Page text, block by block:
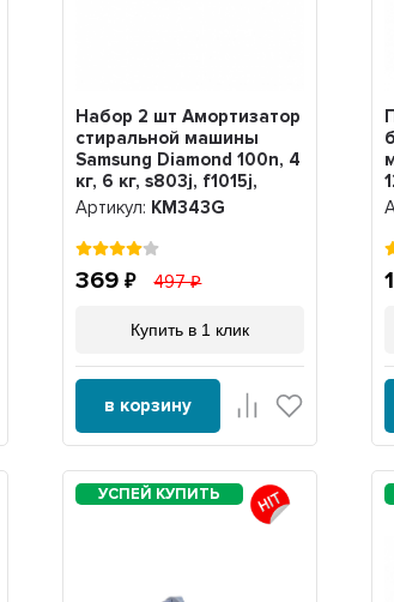
Набор 2 шт Амортизатор
стиральной машины
Samsung Diamond 100n, 4
кг, 6 кг, s803j, f1015j,
s821, f813j, KM343G
Артикул: KM343G
369 497
Купить в 1 клик
в корзину